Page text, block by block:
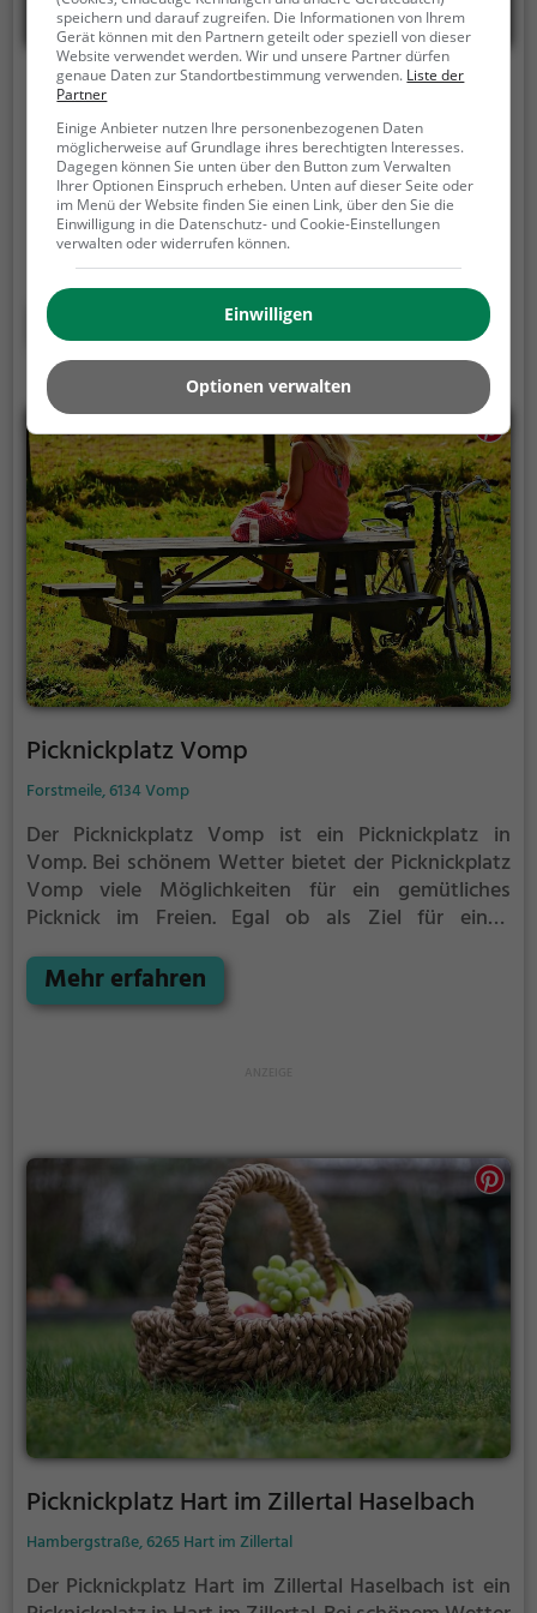
Picknickplatz Brandenberg
Aschau, 6234 Brandenberg
Der Picknickplatz Brandenberg ist ein Picknickplatz
in Brandenberg. Bei schönem Wetter bietet der
Picknickplatz Brandenberg viele Möglichkeiten für
ein gemütliches Picknick im Freien. Egal ob als Ziel
für einen Tagesausflug oder als kurze Pause
zwischendurch, der Picknickplatz Brandenberg ist
der perfekte Ort, um die Akkus wieder aufzutanken
und ein leckeres Essen unter freiem Himmel zu
genießen.
Mehr erfahren
Picknickplatz Vomp
Forstmeile, 6134 Vomp
Der Picknickplatz Vomp ist ein Picknickplatz in
Vomp. Bei schönem Wetter bietet der Picknickplatz
Vomp viele Möglichkeiten für ein gemütliches
Picknick im Freien. Egal ob als Ziel für einen
der Picknickplatz Vomp ist der perfekte Ort, um die
Akkus wieder aufzutanken und ein leckeres Essen
Mehr erfahren
Picknickplatz Hart im Zillertal Haselbach
Hambergstraße, 6265 Hart im Zillertal
Der Picknickplatz Hart im Zillertal Haselbach ist ein
speichern und darauf zugreifen. Die Informationen von Ihrem
Gerät können mit den Partnern geteilt oder speziell von dieser
Website verwendet werden. Wir und unsere Partner dürfen
genaue Daten zur Standortbestimmung verwenden. Liste der
Partner
Einige Anbieter nutzen Ihre personenbezogenen Daten
möglicherweise auf Grundlage ihres berechtigten Interesses.
Dagegen können Sie unten über den Button zum Verwalten
Ihrer Optionen Einspruch erheben. Unten auf dieser Seite oder
im Menü der Website finden Sie einen Link, über den Sie die
Einwilligung in die Datenschutz- und Cookie-Einstellungen
verwalten oder widerrufen können.
Einwilligen
Optionen verwalten